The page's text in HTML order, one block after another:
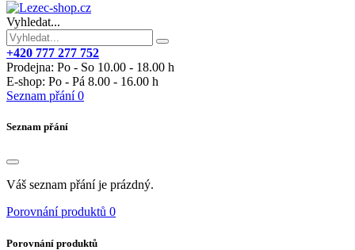
Vyhledat...
+420 777 277 752
Prodejna: Po - So 10.00 - 18.00 h
E-shop: Po - Pá 8.00 - 16.00 h
Seznam přání 0
Seznam přání
Váš seznam přání je prázdný.
Porovnání produktů 0
Porovnání produktů